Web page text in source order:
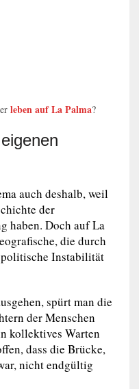
leben auf La Palma?
auch deshalb, weil
der
haben. Doch auf La
die durch
Instabilität
spürt man die
der Menschen
kollektives Warten
dass die Brücke,
nicht endgültig